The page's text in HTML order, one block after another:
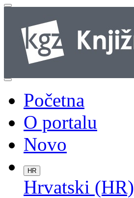
Početna
O portalu
Novo
HR
Hrvatski (HR)